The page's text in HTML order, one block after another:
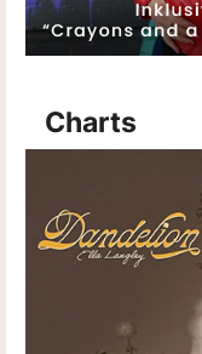
Charts